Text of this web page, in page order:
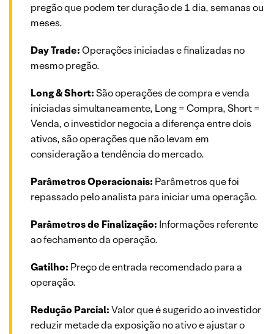
pregão que podem ter duração de 1 dia, semanas ou
meses.
Day Trade:Operações iniciadas e finalizadas no
mesmo pregão.
Long & Short:São operações de compra e venda
iniciadas simultaneamente, Long = Compra, Short =
Venda, o investidor negocia a diferença entre dois
ativos, são operações que não levam em
consideração a tendência do mercado.
Parâmetros Operacionais: Parâmetros que foi
repassado pelo analista para iniciar uma operação.
Parâmetros de Finalização: Informações referente
ao fechamento da operação.
Gatilho: Preço de entrada recomendado para a
operação.
Redução Parcial:Valor que é sugerido ao investidor
reduzir metade da exposição no ativo e ajustar o